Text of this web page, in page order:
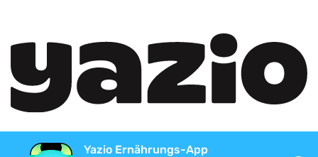
Yazio Ernährungs-App